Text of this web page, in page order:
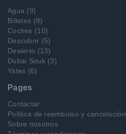
Agua (9)
Billetes (8)
Coches (10)
Descubrir (5)
Desierto (13)
Dubai Souk (3)
Yates (6)
Pages
Contactar
Política de reembolso y cancelación
Sobre nosotros